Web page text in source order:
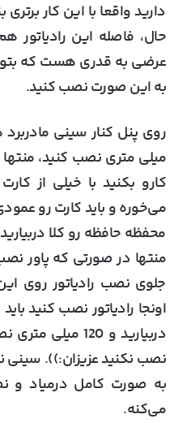
دارید واقعا با این کار
حال، فاصله این رادیاتور
به این صورت نصب کنید.
میلی متری نصب کنید،
کارو بکنید با خیلی از
می‌خوره و باید کارت رو
محفظه حافظه رو کلا
منتها در صورتی که پاور
جلوی نصب رادیاتور روی
دربیارید و 120
نصب نکنید عزیزان:)). سینی
به صورت کامل درمیاد و
می‌کنه.